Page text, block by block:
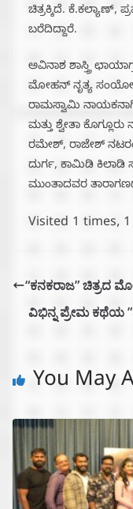
ಚಿತ್ರಕ್ಕಿದೆ. ಕೆ.ಕಲ್ಯಾಣ್,
ಬರೆದಿದ್ದಾರೆ.
ಅವಿನಾಶ ಶಾಸ್ತ್ರಿ
ಮೋಹನ್ ನೃತ್ಯ
ರಾಮಸ್ವಾಮಿ
ಮತ್ತು ಶ್ವೇತಾ
ರಮೇಶ್, ರಾಜೇಶ್
ದುರ್ಗ, ಕಾಮಿಡಿ ಕಿಲಾಡಿ
ಮುಂತಾದವರ
Visited 1 times,
“ಕನಕರಾಜ” ಚಿತ್ರದ
ವಿಭಿನ್ನ ಪ್ರೇಮ ಕಥೆಯ
You May